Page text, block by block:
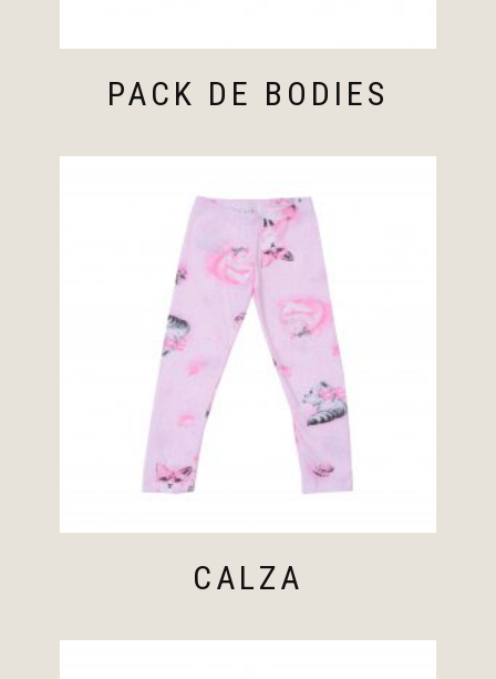
PACK DE BODIES
CALZA